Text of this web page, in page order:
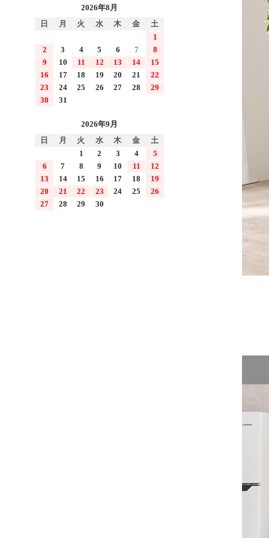
2026年8月
日
月 火 水 木 金
土
1
2
3 4 5 6 7
8
9
10 11 12 13 14
15
16
17 18 19 20 21
22
23
24 25 26 27 28
29
30
31
2026年9月
日
月 火 水 木 金
土
1
2 3 4
5
6
7 8 9 10 11
12
13
14 15 16 17 18
19
20
21 22 23 24 25
26
27
28 29 30